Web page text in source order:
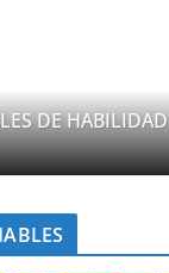
DE HABILIDAD